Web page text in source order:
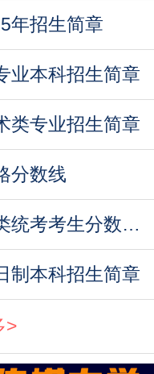
年招生简章
业本科招生简章
类专业招生简章
分数线
2025年北京美术与设计类统考考生分数分布（本
制本科招生简章
>